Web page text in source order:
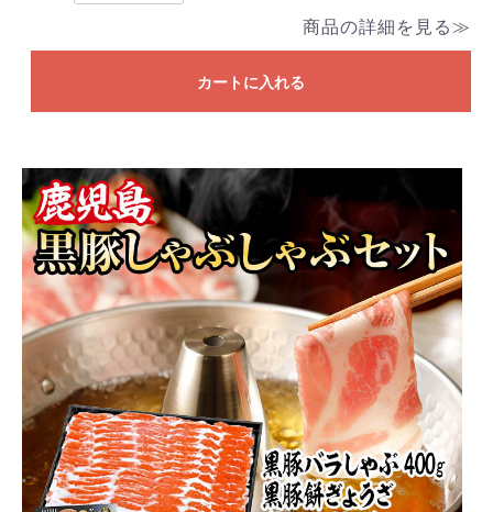
商品の詳細を見る≫
カートに入れる